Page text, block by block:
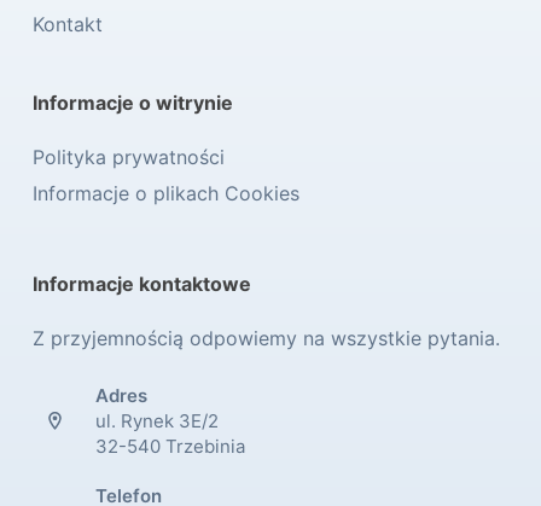
Kontakt
Informacje o witrynie
Polityka prywatności
Informacje o plikach Cookies
Informacje kontaktowe
Z przyjemnością odpowiemy na wszystkie pytania.
Adres
ul. Rynek 3E/2
32-540 Trzebinia
Telefon